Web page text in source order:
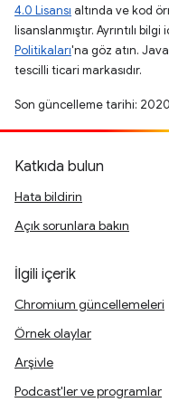
4.0 Lisansı altında ve kod
lisanslanmıştır. Ayrıntılı bilgi
Politikaları'na göz atın.
tescilli ticari markasıdır.
Son güncelleme tarihi:
Katkıda bulun
Hata bildirin
Açık sorunlara bakın
İlgili içerik
Chromium güncellemeleri
Örnek olaylar
Arşivle
Podcast'ler ve programlar